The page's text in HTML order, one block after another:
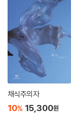
채식주의자
10% 15,300원